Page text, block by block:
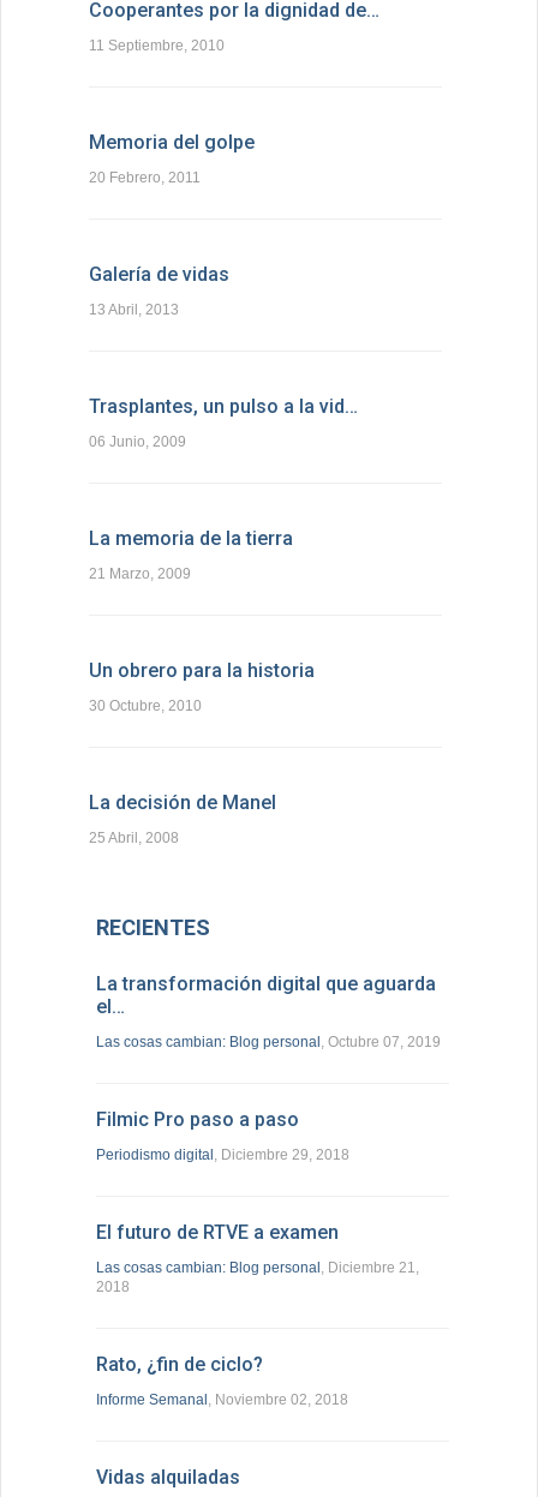
Cooperantes por la dignidad de…
11 Septiembre, 2010
Memoria del golpe
20 Febrero, 2011
Galería de vidas
13 Abril, 2013
Trasplantes, un pulso a la vid…
06 Junio, 2009
La memoria de la tierra
21 Marzo, 2009
Un obrero para la historia
30 Octubre, 2010
La decisión de Manel
25 Abril, 2008
RECIENTES
La transformación digital que aguarda
el…
Las cosas cambian: Blog personal , Octubre 07, 2019
Filmic Pro paso a paso
Periodismo digital , Diciembre 29, 2018
El futuro de RTVE a examen
Las cosas cambian: Blog personal , Diciembre 21,
2018
Rato, ¿fin de ciclo?
Informe Semanal , Noviembre 02, 2018
Vidas alquiladas